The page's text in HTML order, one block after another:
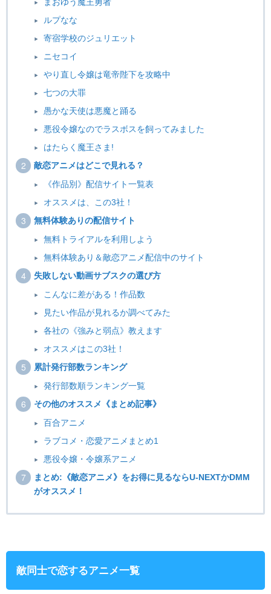
ルプなな
寄宿学校のジュリエット
ニセコイ
やり直し令嬢は竜帝陛下を攻略中
七つの大罪
愚かな天使は悪魔と踊る
悪役令嬢なのでラスボスを飼ってみました
はたらく魔王さま!
敵恋アニメはどこで見れる？
《作品別》配信サイト一覧表
オススメは、この3社！
無料体験ありの配信サイト
無料トライアルを利用しよう
無料体験あり＆敵恋アニメ配信中のサイト
失敗しない動画サブスクの選び方
こんなに差がある！作品数
見たい作品が見れるか調べてみた
各社の《強みと弱点》教えます
オススメはこの3社！
累計発行部数ランキング
発行部数順ランキング一覧
その他のオススメ《まとめ記事》
百合アニメ
ラブコメ・恋愛アニメまとめ1
悪役令嬢・令嬢系アニメ
まとめ:《敵恋アニメ》をお得に見るならU-NEXTかDMM
がオススメ！
敵同士で恋するアニメ一覧